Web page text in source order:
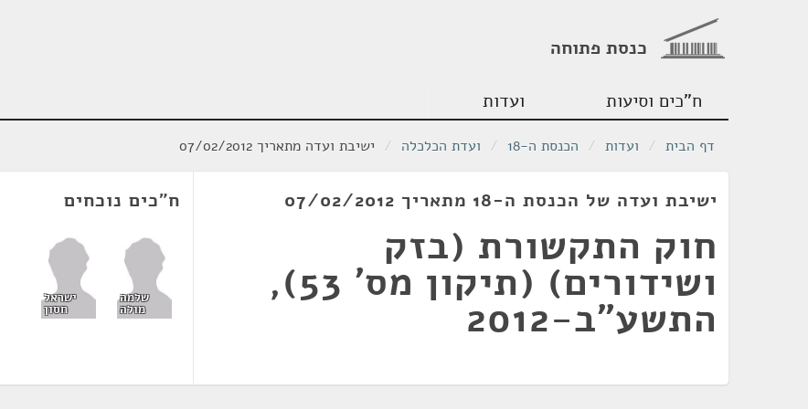
כנסת פתוחה
ח"כים וסיעות ועדות
דף הבית / ועדות / הכנסת ה-18 / ועדת הכלכלה / ישיבת ועדה מתאריך 07/02/2012
ישיבת ועדה של הכנסת ה-18 מתאריך 07/02/2012
חוק התקשורת (בזק
ושידורים) (תיקון מס' 53),
התשע"ב-2012
ח"כים נוכחים
שלמה
מולה
ישראל
חסון